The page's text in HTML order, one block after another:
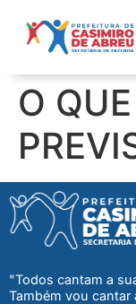
O
"Todos cantam a
Também vou cantar